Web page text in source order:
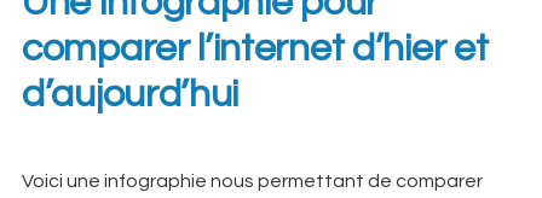
comparer l’internet d’hier et
d’aujourd’hui
Voici une infographie nous permettant de comparer